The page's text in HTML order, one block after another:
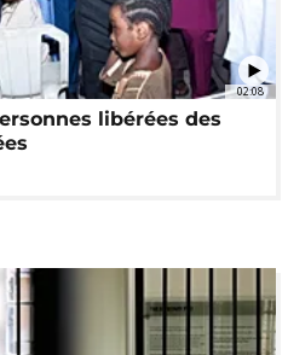
02:08
libérées des